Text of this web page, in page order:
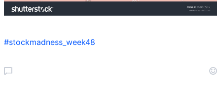
#stockmadness_week48